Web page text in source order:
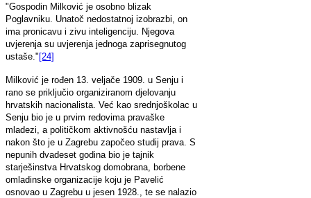
"Gospodin Milković je osobno blizak
Poglavniku. Unatoč nedostatnoj izobrazbi, on
ima pronicavu i zivu inteligenciju. Njegova
uvjerenja su uvjerenja jednoga zaprisegnutog
ustaše."[24]
Milković je rođen 13. veljače 1909. u Senju i
rano se priključio organiziranom djelovanju
hrvatskih nacionalista. Već kao srednjoškolac u
Senju bio je u prvim redovima pravaške
mladezi, a političkom aktivnošću nastavlja i
nakon što je u Zagrebu započeo studij prava. S
nepunih dvadeset godina bio je tajnik
starješinstva Hrvatskog domobrana, borbene
omladinske organizacije koju je Pavelić
osnovao u Zagrebu u jesen 1928., te se nalazio